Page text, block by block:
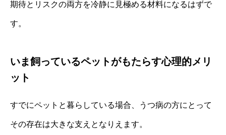
期待とリスクの両方を冷静に見極める材料になるはずで
す。
いま飼っているペットがもたらす心理的メリ
ット
すでにペットと暮らしている場合、うつ病の方にとって
その存在は大きな支えとなりえます。